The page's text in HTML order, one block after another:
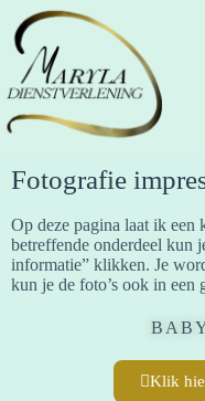
Fotografie
Op deze pagina laat ik
betreffende onderdeel kun
informatie” klikken. Je
kun je de foto’s ook in een
Klik